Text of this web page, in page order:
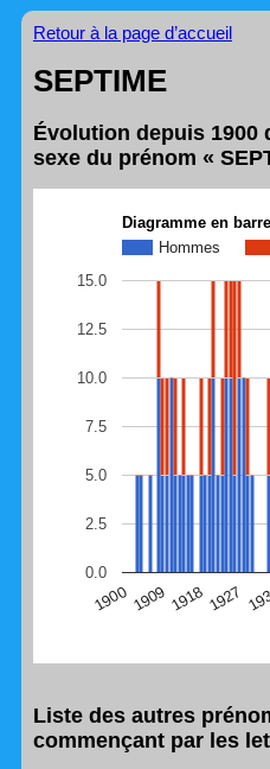
Retour à la page d’accueil
SEPTIME
Évolution depuis 1900
sexe du prénom «
Diagramme en
Hommes
1900 1909 1918 1927
0.0
2.5
5.0
7.5
10.0
12.5
15.0
navigateur Safari en ce
Liste des autres
commençant par les